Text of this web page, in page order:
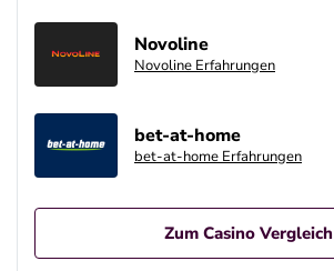
Novoline
Novoline Erfahrungen
bet-at-home
bet-at-home Erfahrungen
Zum Casino Vergleich